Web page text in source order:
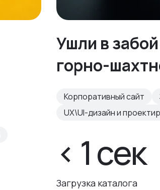
Ушли в
горно-
Корпоративный сайт
UX\UI-дизайн и
< 1 сек
Загрузка каталога